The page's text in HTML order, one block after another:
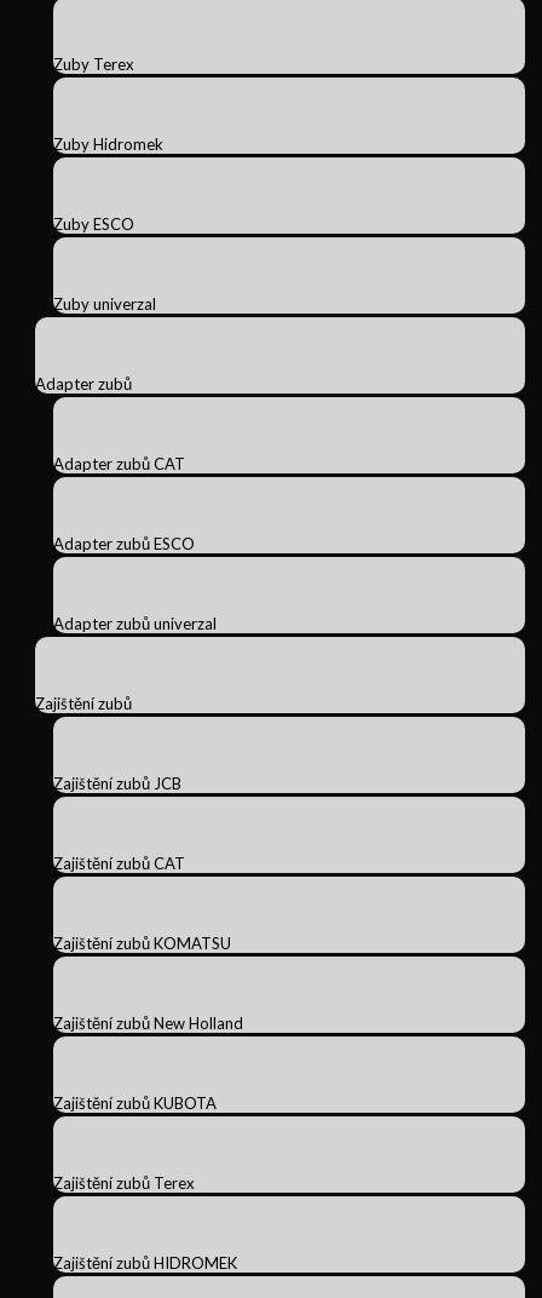
Zuby Terex
Zuby Hidromek
Zuby ESCO
Zuby univerzal
Adapter zubů
Adapter zubů CAT
Adapter zubů ESCO
Adapter zubů univerzal
Zajištění zubů
Zajištění zubů JCB
Zajištění zubů CAT
Zajištění zubů KOMATSU
Zajištění zubů New Holland
Zajištění zubů KUBOTA
Zajištění zubů Terex
Zajištění zubů HIDROMEK